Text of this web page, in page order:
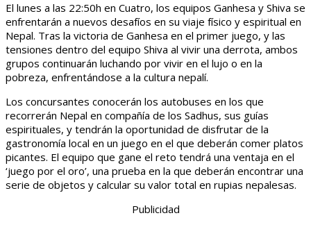
El lunes a las 22:50h en Cuatro, los equipos Ganhesa y Shiva se
enfrentarán a nuevos desafíos en su viaje físico y espiritual en
Nepal. Tras la victoria de Ganhesa en el primer juego, y las
tensiones dentro del equipo Shiva al vivir una derrota, ambos
grupos continuarán luchando por vivir en el lujo o en la
pobreza, enfrentándose a la cultura nepalí.
Los concursantes conocerán los autobuses en los que
recorrerán Nepal en compañía de los Sadhus, sus guías
espirituales, y tendrán la oportunidad de disfrutar de la
gastronomía local en un juego en el que deberán comer platos
picantes. El equipo que gane el reto tendrá una ventaja en el
‘juego por el oro’, una prueba en la que deberán encontrar una
serie de objetos y calcular su valor total en rupias nepalesas.
Publicidad